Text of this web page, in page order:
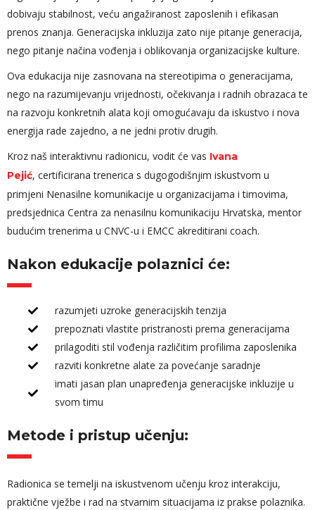
dobivaju stabilnost, veću angažiranost zaposlenih i efikasan
prenos znanja. Generacijska inkluzija zato nije pitanje generacija,
nego pitanje načina vođenja i oblikovanja organizacijske kulture.
Ova edukacija nije zasnovana na stereotipima o generacijama,
nego na razumijevanju vrijednosti, očekivanja i radnih obrazaca te
na razvoju konkretnih alata koji omogućavaju da iskustvo i nova
energija rade zajedno, a ne jedni protiv drugih.
Kroz naš interaktivnu radionicu, vodit će vas Ivana
Pejić, certificirana trenerica s dugogodišnjim iskustvom u
primjeni Nenasilne komunikacije u organizacijama i timovima,
predsjednica Centra za nenasilnu komunikaciju Hrvatska, mentor
budućim trenerima u CNVC-u i EMCC akreditirani coach.
Nakon edukacije polaznici će:
razumjeti uzroke generacijskih tenzija
prepoznati vlastite pristranosti prema generacijama
prilagoditi stil vođenja različitim profilima zaposlenika
razviti konkretne alate za povećanje saradnje
imati jasan plan unapređenja generacijske inkluzije u
svom timu
Metode i pristup učenju:
Radionica se temelji na iskustvenom učenju kroz interakciju,
praktične vježbe i rad na stvarnim situacijama iz prakse polaznika.